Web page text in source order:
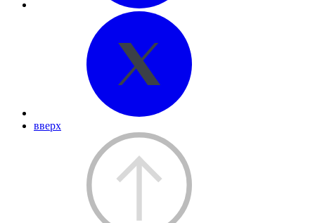
вверх